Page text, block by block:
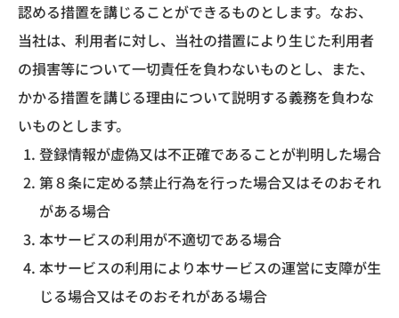
認める措置を講じることができるものとします。なお、
当社は、利用者に対し、当社の措置により生じた利用者
の損害等について一切責任を負わないものとし、また、
かかる措置を講じる理由について説明する義務を負わな
いものとします。
登録情報が虚偽又は不正確であることが判明した場合
第８条に定める禁止行為を行った場合又はそのおそれ
がある場合
本サービスの利用が不適切である場合
本サービスの利用により本サービスの運営に支障が生
じる場合又はそのおそれがある場合